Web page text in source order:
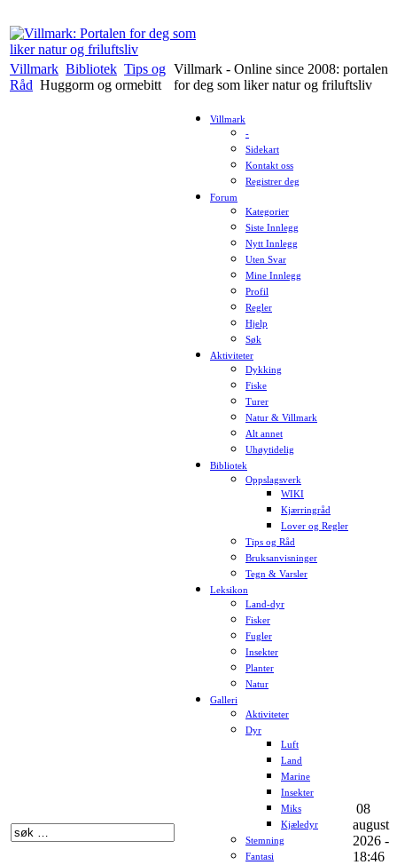
Villmark Bibliotek Tips og
Råd Huggorm og ormebitt
Villmark - Online since 2008: portalen
for deg som liker natur og friluftsliv
Villmark
-
Sidekart
Kontakt oss
Registrer deg
Forum
Kategorier
Siste Innlegg
Nytt Innlegg
Uten Svar
Mine Innlegg
Profil
Regler
Hjelp
Søk
Aktiviteter
Dykking
Fiske
Turer
Natur & Villmark
Alt annet
Uhøytidelig
Bibliotek
Oppslagsverk
WIKI
Kjærringråd
Lover og Regler
Tips og Råd
Bruksanvisninger
Tegn & Varsler
Leksikon
Land-dyr
Fisker
Fugler
Insekter
Planter
Natur
Galleri
Aktiviteter
Dyr
Luft
Land
Marine
Insekter
Miks
Kjæledyr
Stemning
Fantasi
08
august
2026 -
18:46